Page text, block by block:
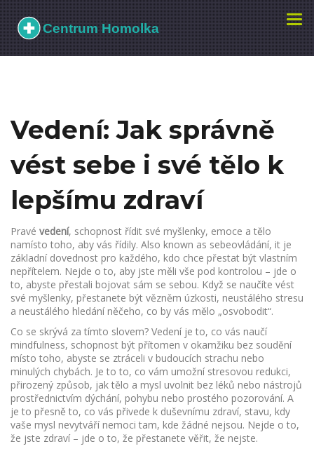
Vedení: Jak správně
vést sebe i své tělo k
lepšímu zdraví
Pravé vedení, schopnost řídit své myšlenky, emoce a tělo
namísto toho, aby vás řídily. Also known as sebeovládání, it je
základní dovednost pro každého, kdo chce přestat být vlastním
nepřítelem. Nejde o to, aby jste měli vše pod kontrolou – jde o
to, abyste přestali bojovat sám se sebou. Když se naučíte vést
své myšlenky, přestanete být vězněm úzkosti, neustálého stresu
a neustálého hledání něčeho, co by vás mělo „osvobodit“.
Co se skrývá za tímto slovem? Vedení je to, co vás naučí
mindfulness, schopnost být přítomen v okamžiku bez soudění
místo toho, abyste se ztráceli v budoucích strachu nebo
minulých chybách. Je to to, co vám umožní stresovou redukci,
přirozený způsob, jak tělo a mysl uvolnit bez léků nebo nástrojů
prostřednictvím dýchání, pohybu nebo prostého pozorování. A
je to přesně to, co vás přivede k duševnímu zdraví, stavu, kdy
vaše mysl nevytváří nemoci tam, kde žádné nejsou. Nejde o to,
že jste zdraví – jde o to, že přestanete věřit, že nejste.